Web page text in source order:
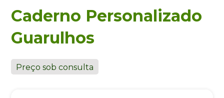
Caderno Personalizado
Guarulhos
Preço sob consulta